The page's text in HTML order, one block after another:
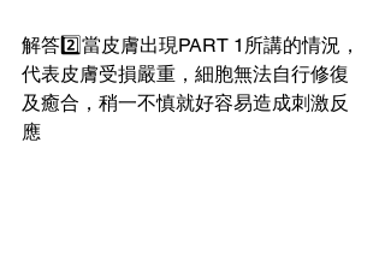
解答2️⃣當皮膚出現PART 1所講的情況，
代表皮膚受損嚴重，細胞無法自行修復
及癒合，稍一不慎就好容易造成刺激反
應